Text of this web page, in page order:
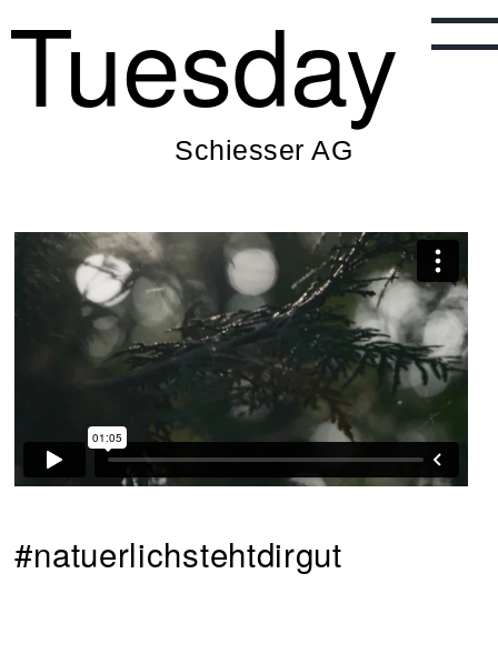
Tuesday
Schiesser AG
#natuerlichstehtdirgut